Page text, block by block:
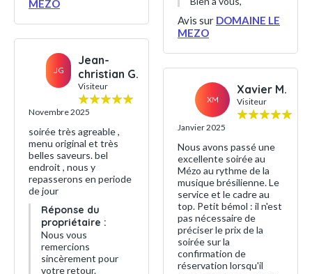
MEZO
JG
Jean-
christian G.
Visiteur
Novembre 2025
soirée très agreable ,
menu original et très
belles saveurs. bel
endroit , nous y
repasserons en periode
de jour
Réponse du
propriétaire :
Nous vous
remercions
sincèrement pour
votre retour.
Avis sur DOMAINE LE
MEZO
XM
Xavier M.
Visiteur
Janvier 2025
Nous avons passé une
excellente soirée au
Mézo au rythme de la
musique brésilienne. Le
service et le cadre au
top. Petit bémol : il n'est
pas nécessaire de
préciser le prix de la
soirée sur la
confirmation de
réservation lorsqu'il